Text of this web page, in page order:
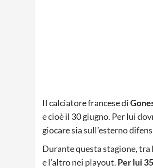
Il calciatore francese di
e cioè il 30 giugno. Per lui
giocare sia sull’esterno
Durante questa stagione, tra
e l’altro nei playout. Per lui